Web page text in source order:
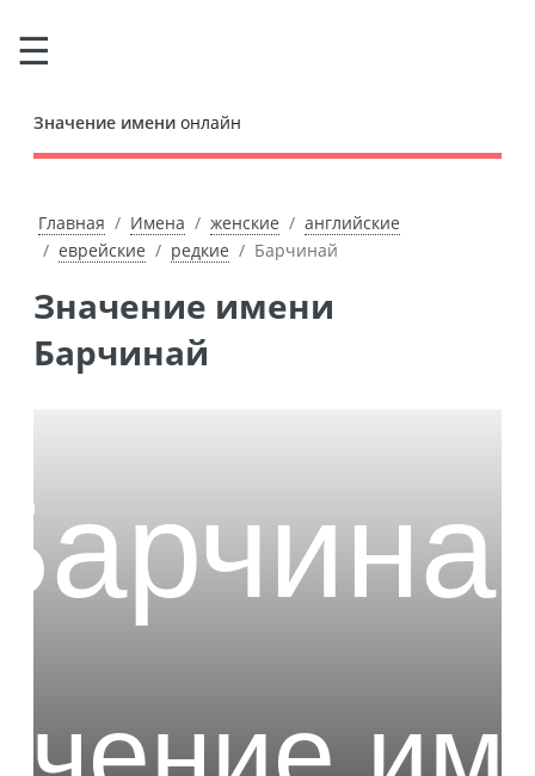
Значение имени онлайн
Главная Имена женские
английские
еврейские
редкие Барчинай
Значение имени
Барчинай